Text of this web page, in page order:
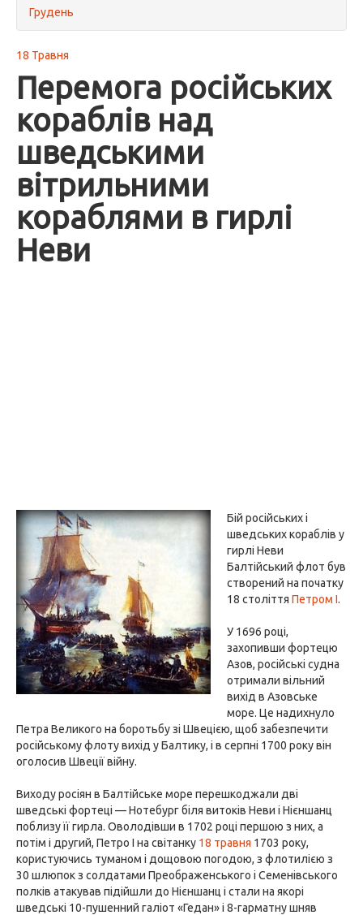
Грудень
18 Травня
Перемога російських
кораблів над
шведськими
вітрильними
кораблями в гирлі
Неви
Бій російських і
шведських кораблів у
гирлі Неви
Балтійський флот був
створений на початку
18 століття Петром I.
У 1696 році,
захопивши фортецю
Азов, російські судна
отримали вільний
вихід в Азовське
море. Це надихнуло
Петра Великого на боротьбу зі Швецією, щоб забезпечити
російському флоту вихід у Балтику, і в серпні 1700 року він
оголосив Швеції війну.
Виходу росіян в Балтійське море перешкоджали дві
шведські фортеці — Нотебург біля витоків Неви і Нієншанц
поблизу її гирла. Оволодівши в 1702 році першою з них, а
потім і другий, Петро I на світанку 18 травня 1703 року,
користуючись туманом і дощовою погодою, з флотилією з
30 шлюпок з солдатами Преображенського і Семенівського
полків атакував підійшли до Нієншанц і стали на якорі
шведські 10-пушенний галіот «Гедан» і 8-гарматну шняв